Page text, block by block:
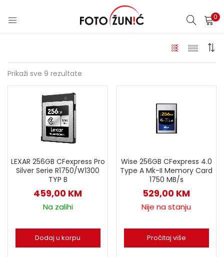
0
Prikaži sve 9 rezultate
LEXAR 256GB CFexpress Pro
Silver Serie R1750/W1300
TYP B
459,00 KM
Na zalihi
Dodaj u korpu
Wise 256GB CFexpress 4.0
Type A Mk-II Memory Card
1750 MB/s
529,00 KM
Nije na stanju
Pročitaj više